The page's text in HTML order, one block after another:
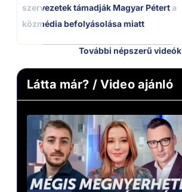
szervezetek támadják Magyar Pétert a
közmédia befolyásolása miatt
További népszerű videók
Látta már? / Video ajánló